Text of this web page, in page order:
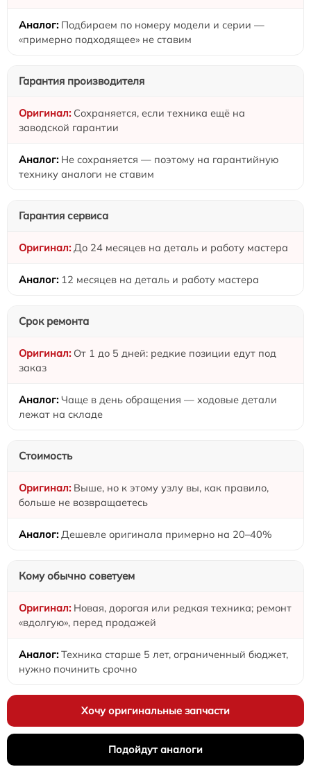
Подбираем по номеру модели и серии —
«примерно подходящее» не ставим
Гарантия производителя
Сохраняется, если техника ещё на
заводской гарантии
Не сохраняется — поэтому на гарантийную
технику аналоги не ставим
Гарантия сервиса
До 24 месяцев на деталь и работу мастера
12 месяцев на деталь и работу мастера
Срок ремонта
От 1 до 5 дней: редкие позиции едут под
заказ
Чаще в день обращения — ходовые детали
лежат на складе
Стоимость
Выше, но к этому узлу вы, как правило,
больше не возвращаетесь
Дешевле оригинала примерно на 20–40%
Кому обычно советуем
Новая, дорогая или редкая техника; ремонт
«вдолгую», перед продажей
Техника старше 5 лет, ограниченный бюджет,
нужно починить срочно
Хочу оригинальные запчасти
Подойдут аналоги